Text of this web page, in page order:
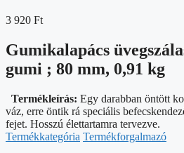
3 920 Ft
Gumikalapács
gumi ; 80 mm, 0,91 kg
Termékleírás: Egy darabban öntött
váz, erre öntik rá speciális
fejet. Hosszú élettartamra tervezve.
Termékkategória Termékforgalmazó